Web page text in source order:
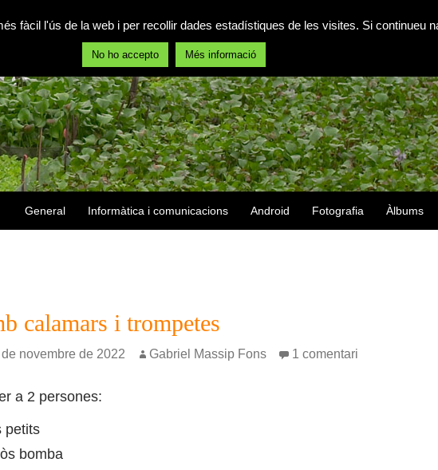
General
Informàtica i comunicacions Android Fotografia Àlbums
calamars i trompetes
novembre de 2022 Gabriel Massip Fons 1 comentari
a 2 persones:
petits
bomba
fàcil l'ús de la web i per recollir dades estadístiques de les visites. Si continueu
No ho accepto Més informació